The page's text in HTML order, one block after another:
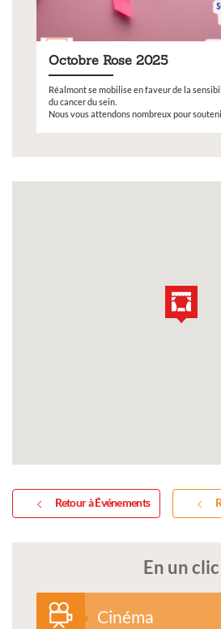
Octobre Rose 2025
Réalmont se mobilise en faveur de la
du cancer du sein.
Nous vous attendons nombreux pour
Retour à Événements
En un clic
Cinéma